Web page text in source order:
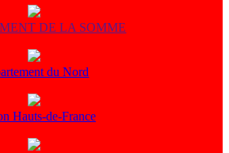
DE LA SOMME
du Nord
Hauts-de-France